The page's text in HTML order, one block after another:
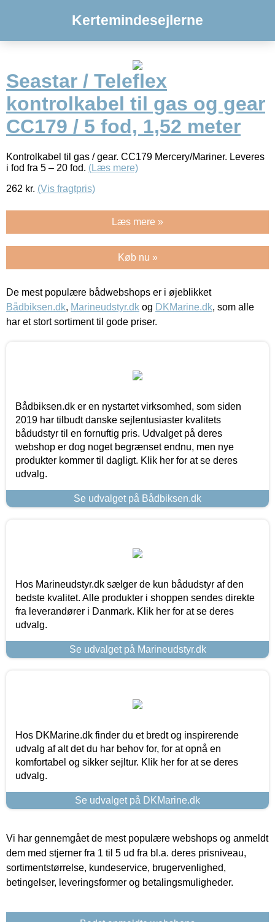
Kertemindesejlerne
Seastar / Teleflex
kontrolkabel til gas og gear
CC179 / 5 fod, 1,52 meter
Kontrolkabel til gas / gear. CC179 Mercery/Mariner. Leveres
i fod fra 5 – 20 fod. (Læs mere)
262 kr. (Vis fragtpris)
Læs mere »
Køb nu »
De mest populære bådwebshops er i øjeblikket
Bådbiksen.dk, Marineudstyr.dk og DKMarine.dk, som alle
har et stort sortiment til gode priser.
Bådbiksen.dk er en nystartet virksomhed, som siden
2019 har tilbudt danske sejlentusiaster kvalitets
bådudstyr til en fornuftig pris. Udvalget på deres
webshop er dog noget begrænset endnu, men nye
produkter kommer til dagligt. Klik her for at se deres
udvalg.
Se udvalget på Bådbiksen.dk
Hos Marineudstyr.dk sælger de kun bådudstyr af den
bedste kvalitet. Alle produkter i shoppen sendes direkte
fra leverandører i Danmark. Klik her for at se deres
udvalg.
Se udvalget på Marineudstyr.dk
Hos DKMarine.dk finder du et bredt og inspirerende
udvalg af alt det du har behov for, for at opnå en
komfortabel og sikker sejltur. Klik her for at se deres
udvalg.
Se udvalget på DKMarine.dk
Vi har gennemgået de mest populære webshops og anmeldt
dem med stjerner fra 1 til 5 ud fra bl.a. deres prisniveau,
sortimentstørrelse, kundeservice, brugervenlighed,
betingelser, leveringsformer og betalingsmuligheder.